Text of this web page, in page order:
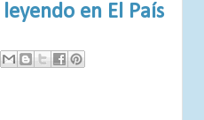
en El País